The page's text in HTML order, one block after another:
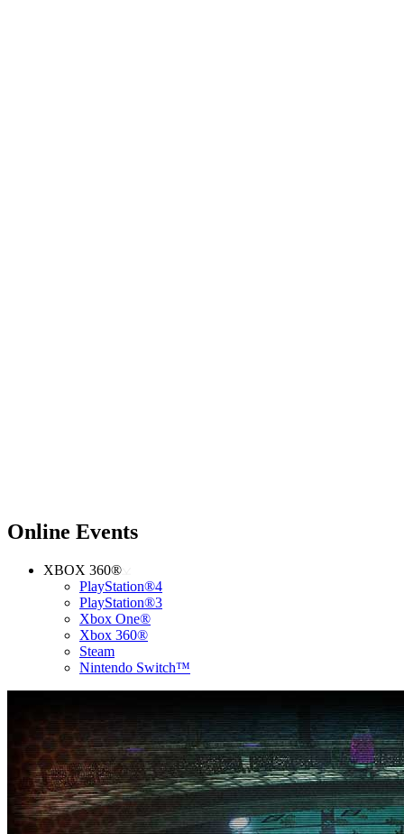
Online Events
XBOX 360®
PlayStation®4
PlayStation®3
Xbox One®
Xbox 360®
Steam
Nintendo Switch™